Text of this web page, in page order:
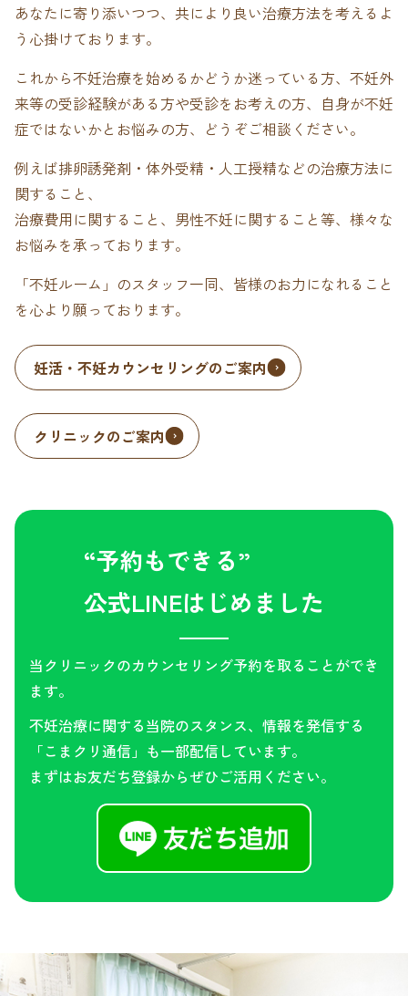
あなたに寄り添いつつ、共により良い治療方法を考えるよ
う心掛けております。
これから不妊治療を始めるかどうか迷っている方、不妊外
来等の受診経験がある方や受診をお考えの方、自身が不妊
症ではないかとお悩みの方、どうぞご相談ください。
例えば排卵誘発剤・体外受精・人工授精などの治療方法に
関すること、
治療費用に関すること、男性不妊に関すること等、様々な
お悩みを承っております。
「不妊ルーム」のスタッフ一同、皆様のお力になれること
を心より願っております。
妊活・不妊カウンセリングのご案内
クリニックのご案内
“予約もできる”
公式LINEはじめました
当クリニックのカウンセリング予約を取ることができ
ます。
不妊治療に関する当院のスタンス、情報を発信する
「こまクリ通信」も一部配信しています。
まずはお友だち登録からぜひご活用ください。